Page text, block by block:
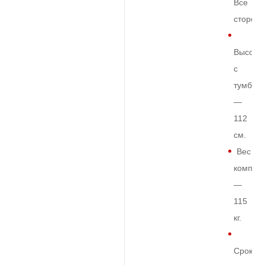
Все
Высота
с
тумбой
—
112
см.
Вес
—
115
кг.
Срок